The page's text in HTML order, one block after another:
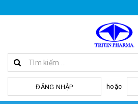
ĐĂNG NHẬP hoặc